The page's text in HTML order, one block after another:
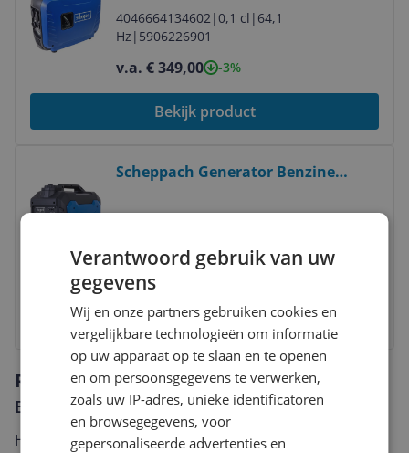
jaar garantie
4046664134602|0,1 cl | 64,1
Hz | 5906226901
v.a. € 349,00 -3%
Bekijk product
Scheppach Generator Benzine
Generator - 4,8pk - Aggregaat met
Benzine stroomgenerator
v.a. € 650,95
Bekijk product
Reviews
Er zijn nog geen reviews geschreven
Heb jij dit product in bezit en wil je graag je mening
Verantwoord gebruik van uw
gegevens
Wij en onze partners gebruiken cookies en
vergelijkbare technologieën om informatie
op uw apparaat op te slaan en te openen
en om persoonsgegevens te verwerken,
zoals uw IP-adres, unieke identificatoren
en browsegegevens, voor
gepersonaliseerde advertenties en